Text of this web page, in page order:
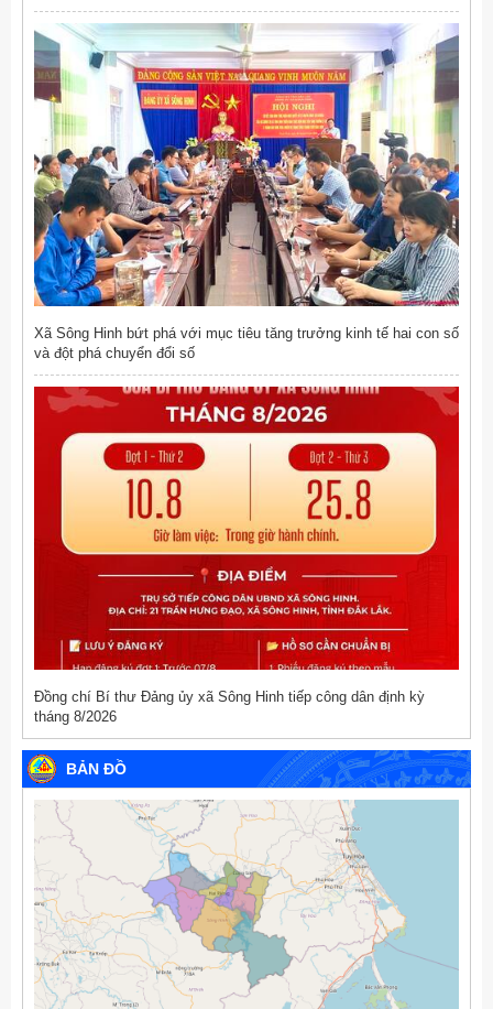
Xã Sông Hinh bứt phá với mục tiêu tăng trưởng kinh tế hai con số
và đột phá chuyển đổi số
Đồng chí Bí thư Đảng ủy xã Sông Hinh tiếp công dân định kỳ
tháng 8/2026
BẢN ĐỒ